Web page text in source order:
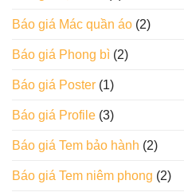
Báo giá Mác quần áo (2)
Báo giá Phong bì (2)
Báo giá Poster (1)
Báo giá Profile (3)
Báo giá Tem bảo hành (2)
Báo giá Tem niêm phong (2)